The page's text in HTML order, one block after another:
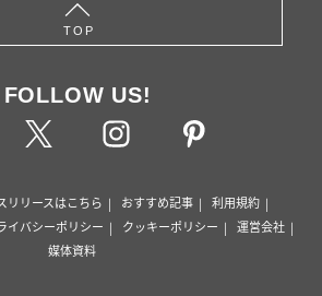
TOP
FOLLOW US!
リリースはこちら おすすめ記事
利用規約
イバシーポリシー クッキーポリシー
運営会社
媒体資料